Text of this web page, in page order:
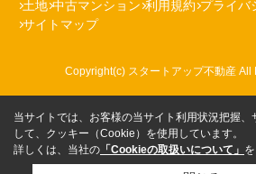
土地 中古マンション 利用規約 プライバ
サイトマップ
Copyright(c) スタートアップ不動産 All
当サイトでは、お客様の当サイト利用状況把握、
して、クッキー（Cookie）を使用しています。
詳しくは、当社の 「Cookieの取扱いについて」